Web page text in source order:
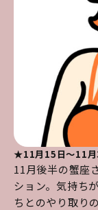
★11月15日～11月
11月後半の蟹座
ション。気持ち
ちとのやり取り